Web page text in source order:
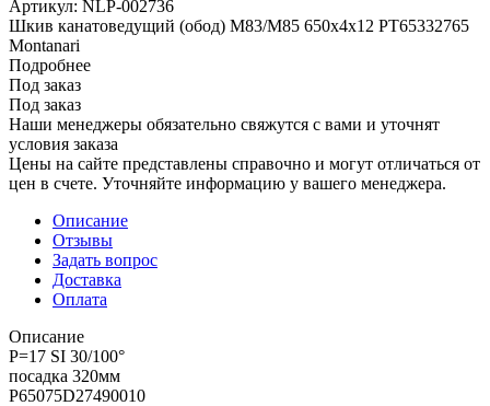
Артикул: NLP-002736
Шкив канатоведущий (обод) M83/M85 650х4х12 PT65332765
Montanari
Подробнее
Под заказ
Под заказ
Наши менеджеры обязательно свяжутся с вами и уточнят
условия заказа
Цены на сайте представлены справочно и могут отличаться от
цен в счете. Уточняйте информацию у вашего менеджера.
Описание
Отзывы
Задать вопрос
Доставка
Оплата
Описание
P=17 SI 30/100°
посадка 320мм
P65075D27490010